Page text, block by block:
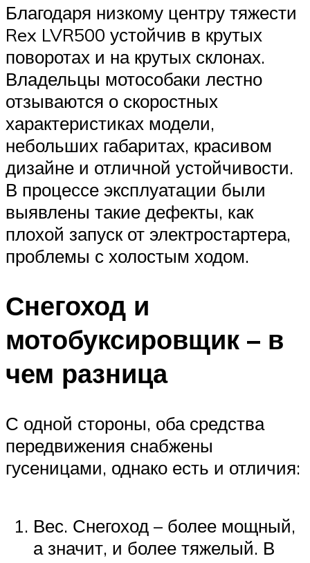
Благодаря низкому центру тяжести
Rex LVR500 устойчив в крутых
поворотах и ​​на крутых склонах.
Владельцы мотособаки лестно
отзываются о скоростных
характеристиках модели,
небольших габаритах, красивом
дизайне и отличной устойчивости.
В процессе эксплуатации были
выявлены такие дефекты, как
плохой запуск от электростартера,
проблемы с холостым ходом.
Снегоход и
мотобуксировщик – в
чем разница
С одной стороны, оба средства
передвижения снабжены
гусеницами, однако есть и отличия:
Вес. Снегоход – более мощный,
а значит, и более тяжелый. В